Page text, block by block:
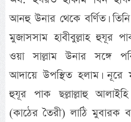
আনহু উনার থেকে বর্ণিত।
মুজাসসাম হাবীবুল্লাহ হুযূর
ওয়া সাল্লাম উনার সঙ্গে
আদায়ে উপস্থিত হলাম। নূরে
হুযূর পাক ছল্লাল্লাহু
(কাঠের তৈরী) লাঠি